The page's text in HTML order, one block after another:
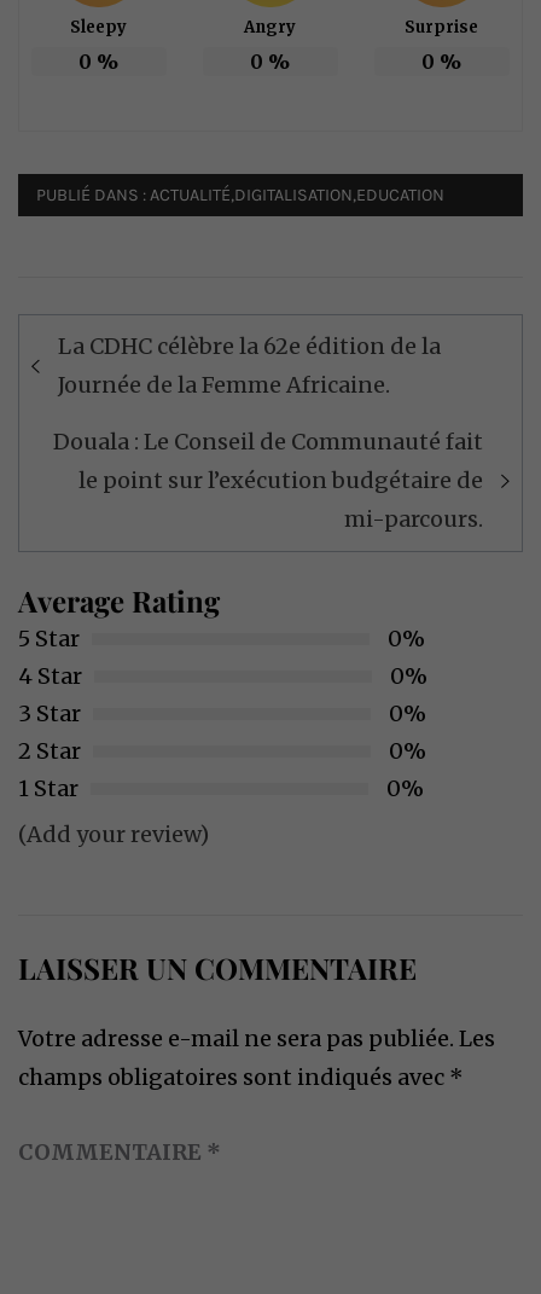
Sleepy
0 %
Angry
0 %
Surprise
0 %
PUBLIÉ DANS :ACTUALITÉ,DIGITALISATION,EDUCATION
Navigation
de
l’article
La CDHC célèbre la 62e édition de la
Journée de la Femme Africaine.
Douala : Le Conseil de Communauté fait
le point sur l’exécution budgétaire de
mi-parcours.
Average Rating
5 Star
0%
4 Star
0%
3 Star
0%
2 Star
0%
1 Star
0%
(Add your review)
LAISSER UN COMMENTAIRE
Votre adresse e-mail ne sera pas publiée. Les
champs obligatoires sont indiqués avec *
COMMENTAIRE *